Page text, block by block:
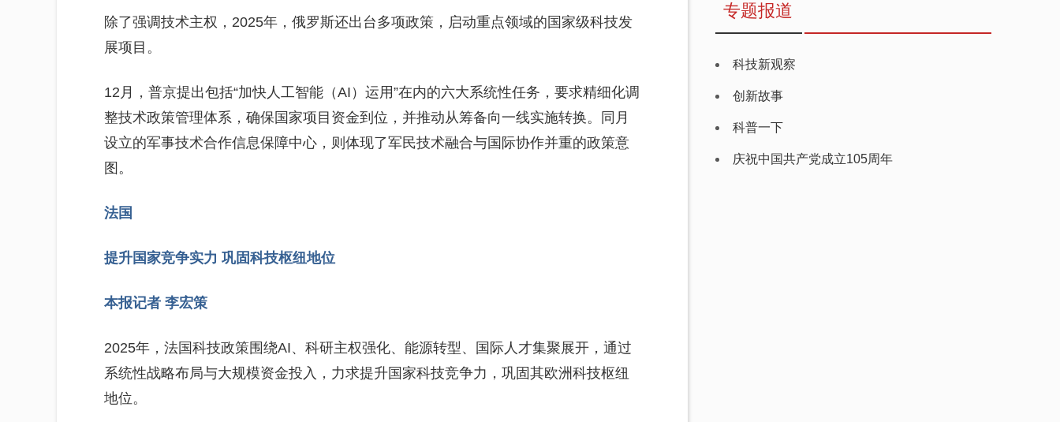
除了强调技术主权，2025年，俄罗斯还出台多项政策，启动重点领域的国家级科技发
展项目。
12月，普京提出包括“加快人工智能（AI）运用”在内的六大系统性任务，要求精细化调
整技术政策管理体系，确保国家项目资金到位，并推动从筹备向一线实施转换。同月
设立的军事技术合作信息保障中心，则体现了军民技术融合与国际协作并重的政策意
图。
法国
提升国家竞争实力 巩固科技枢纽地位
本报记者 李宏策
2025年，法国科技政策围绕AI、科研主权强化、能源转型、国际人才集聚展开，通过
系统性战略布局与大规模资金投入，力求提升国家科技竞争力，巩固其欧洲科技枢纽
地位。
专题报道
科技新观察
创新故事
科普一下
庆祝中国共产党成立105周年